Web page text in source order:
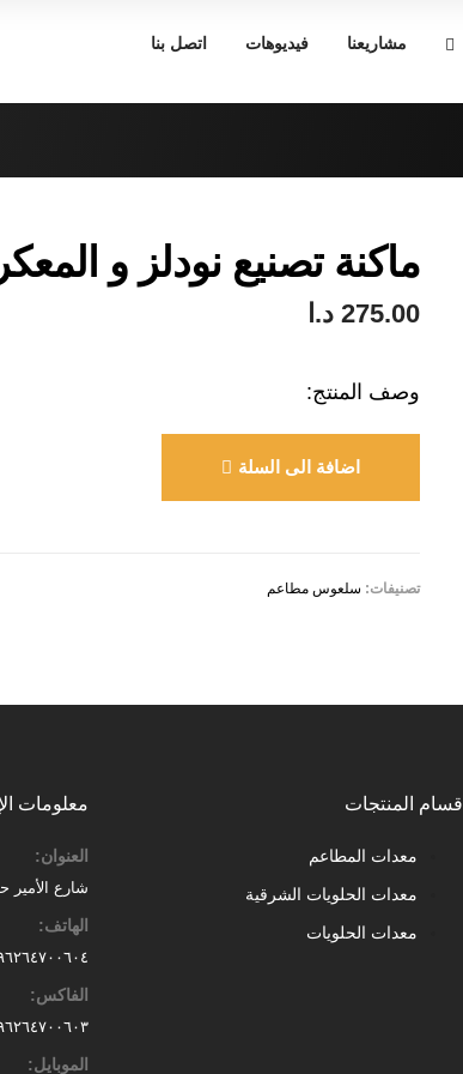
مشاريعنا فيديوهات اتصل بنا
ماكنة تصنيع نودلز و
275.00 د.ا
وصف المنتج:
اضافة الى السلة
تصنيفات: سلعوس مطاعم
أقسام المنتجات
معدات المطاعم
معدات الحلويات الشرقية
معدات الحلويات
معلومات
العنوان:
شارع
الهاتف:
الفاكس:
٩٦٢٦٤٧٠٠٦٠٣
الموبايل: